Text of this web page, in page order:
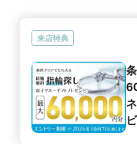
来店特典